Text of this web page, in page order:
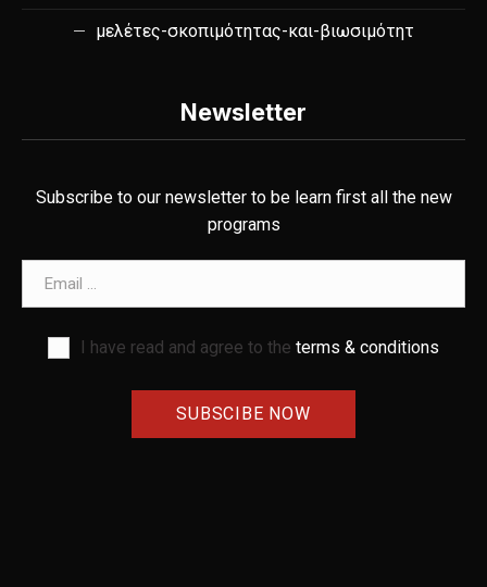
μελέτες-σκοπιμότητας-και-βιωσιμότητ
Newsletter
Subscribe to our newsletter to be learn first all the new
programs
I have read and agree to the terms & conditions